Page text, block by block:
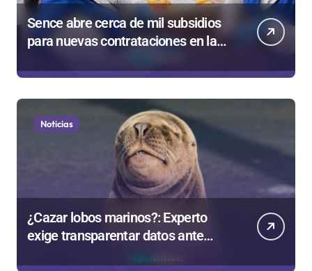
Sence abre cerca de mil subsidios
para nuevas contrataciones en la
Noticias
¿Cazar lobos marinos?: Experto
exige transparentar datos ante